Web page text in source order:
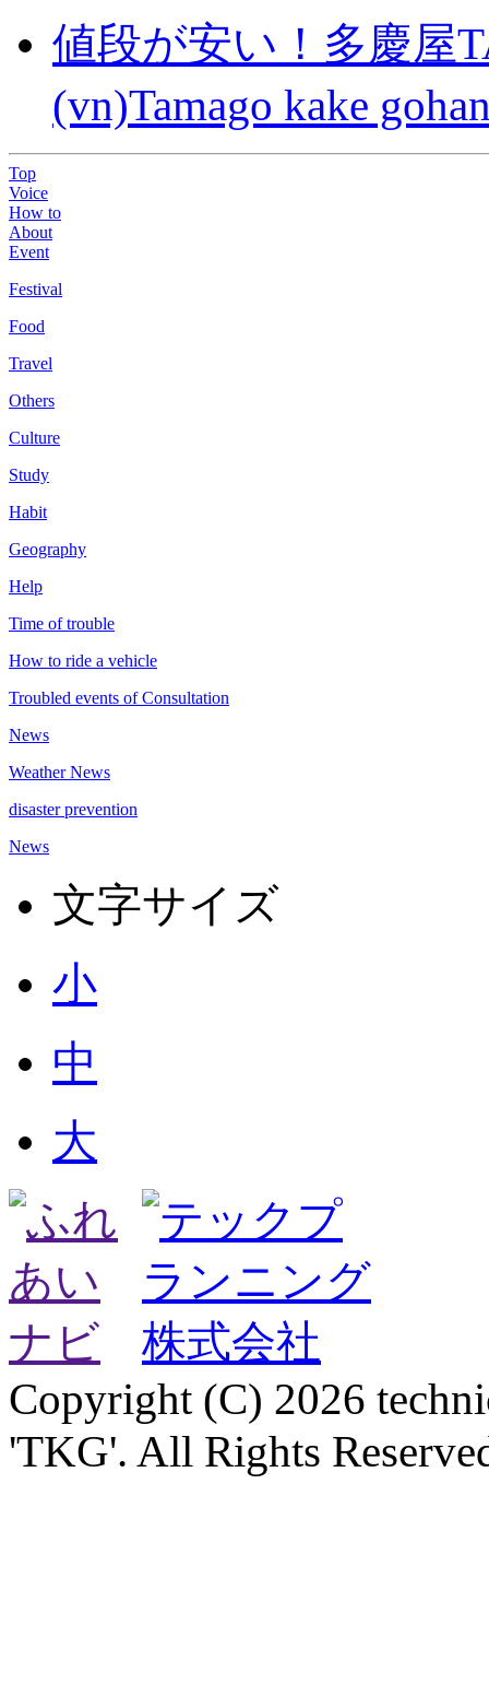
値段が安い！多慶屋
(vn)Tamago kake
Top
Voice
How to
About
Event
Festival
Food
Travel
Others
Culture
Study
Habit
Geography
Help
Time of trouble
How to ride a vehicle
Troubled events of Consultation
News
Weather News
disaster prevention
News
文字サイズ
小
中
大
Copyright (C) 2026
'TKG'. All Rights